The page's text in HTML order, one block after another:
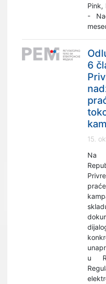
Pink,
-
6
15.
Na
u